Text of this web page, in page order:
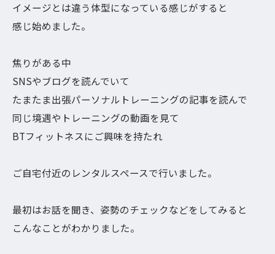
イメージとは違う体型になっている感じがすると
感じ始めました。
焦りがある中
SNSやブログを読んでいて
たまたま出張パーソナルトレーニングの記事を読んで
同じ境遇やトレーニングの動画を見て
BTフィットネスにご興味を持たれ
ご自宅付近のレンタルスペースで行いました。
最初はお話を聞き、姿勢のチェックなどをしてみると
こんなことがわかりました。